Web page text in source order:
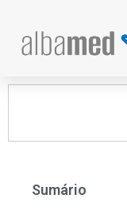
Sumário